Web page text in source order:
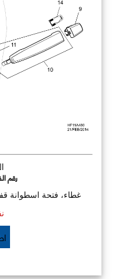
رقم
غطاء، فتحة اسطوانة